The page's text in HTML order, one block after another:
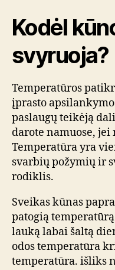
Kodėl
svyruoja?
Temperatūros
įprasto
paslaugų teikėją
darote namuose,
Temperatūra yra
svarbių požymių ir
rodiklis.
Sveikas kūnas
patogią
lauką labai šaltą
odos temperatūra
temperatūra. išliks